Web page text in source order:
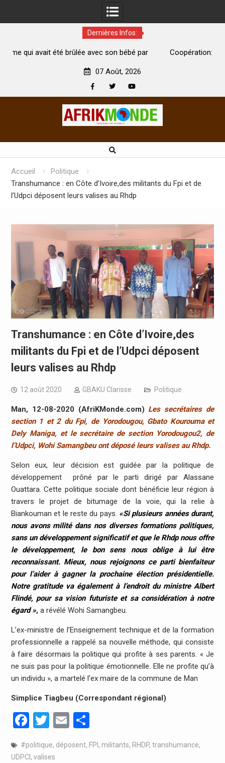
Dernières Infos:
son bébé par
Coopération: Le ministre Indien Kirti
07 Août, 2026
Accueil
Politique
Transhumance : en Côte d’Ivoire,des militants du Fpi et de
l’Udpci déposent leurs valises au Rhdp
Transhumance : en Côte d’Ivoire,des
militants du Fpi et de l’Udpci déposent
leurs valises au Rhdp
12 août 2020 GBAKU Clarisse Politique
Man, 12-08-2020 (AfriKMonde.com) Les secrétaires de
section 1 et 2 du Fpi, de Yorodougou, Gbato Kourouma et
Dely Maniga, et le secrétaire de section Yorodougou2, de
l’Udpci, Wohi Samangbeu ont déposé leurs valises au Rhdp.
Selon eux, leur décision est guidée par la politique de
développement prôné par le parti dirigé par Alassane
Ouattara. Cette politique sociale dont bénéficie leur région à
travers le projet de bitumage de la voie, qui la relie à
Biankouman et le reste du pays. «Si plusieurs années durant,
nous avons milité dans nos diverses formations politiques,
sans un développement significatif et que le Rhdp nous offre
le développement, le bon sens nous oblige à lui être
reconnaissant. Mieux, nous rejoignons ce parti bienfaiteur
pour l’aider à gagner la prochaine élection présidentielle.
Notre gratitude va également à l’endroit du ministre Albert
Flindé, pour sa vision futuriste et sa considération à notre
égard », a révélé Wohi Samangbeu.
L’ex-ministre de l’Enseignement technique et de la formation
professionnelle a rappelé sa nouvelle méthode, qui consiste
à faire désormais la politique qui profite à ses parents. « Je
ne suis pas pour la politique émotionnelle. Elle ne profite qu’à
un individu », a martelé l’ex maire de la commune de Man
Simplice Tiagbeu (Correspondant régional)
Facebook
Twitter
EmailPartager
#politique, déposent, FPI , militants, RHDP, transhumance,
UDPCI , valises